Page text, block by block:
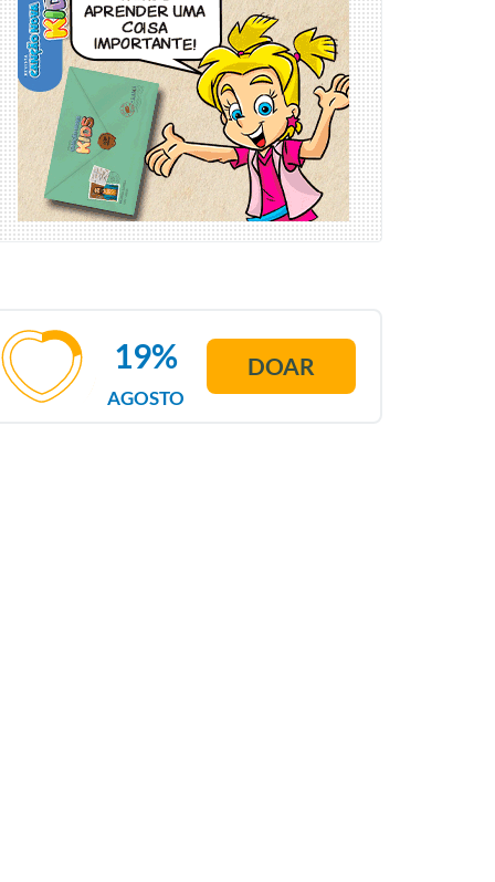
AGOSTO
19% DOAR